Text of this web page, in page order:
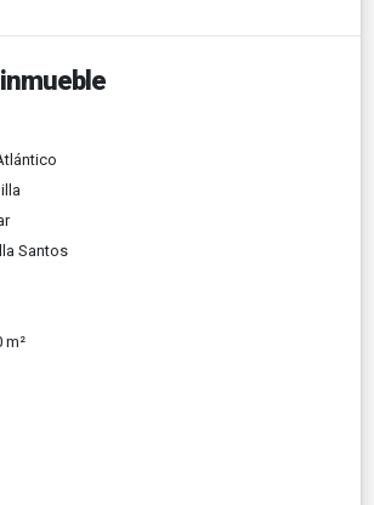
Santos
m²